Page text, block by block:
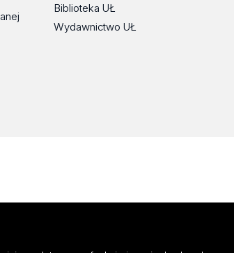
Biblioteka UŁ
Wydawnictwo UŁ